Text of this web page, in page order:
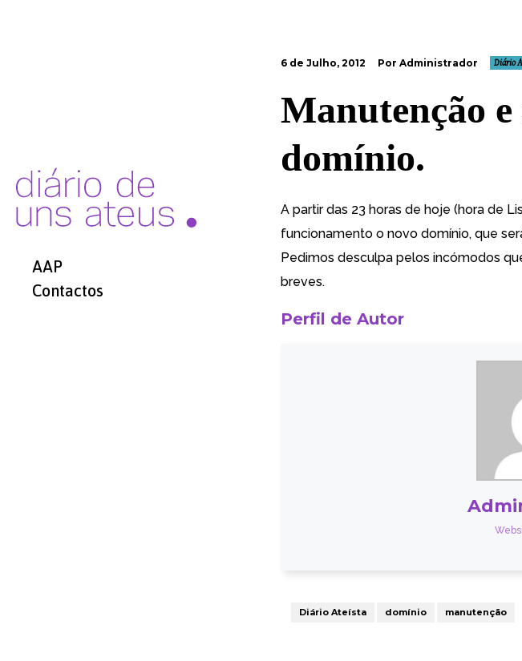
AAP
Contactos
6 de Julho, 2012 Por Administrador Diário
Manutenção
domínio.
A partir das 23 horas de hoje (hora de
funcionamento o novo domínio, que
Pedimos desculpa pelos incómodos
breves.
Perfil de Autor
Diário Ateísta domínio manutenção